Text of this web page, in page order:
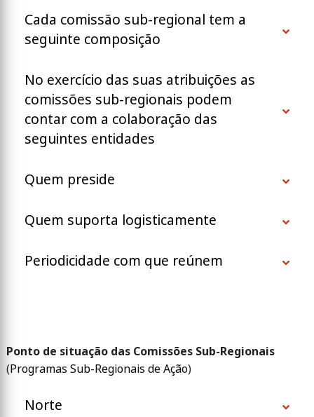
Cada comissão sub-regional tem a
seguinte composição
No exercício das suas atribuições as
comissões sub-regionais podem
contar com a colaboração das
seguintes entidades
Quem preside
Quem suporta logisticamente
Periodicidade com que reúnem
Ponto de situação das Comissões Sub-Regionais
(Programas Sub-Regionais de Ação)
Norte